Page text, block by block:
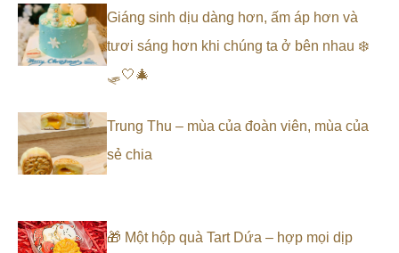
Giáng sinh dịu dàng hơn, ấm áp hơn và
tươi sáng hơn khi chúng ta ở bên nhau ❄️
🛷🤍🎄
Trung Thu – mùa của đoàn viên, mùa của
sẻ chia
🎁 Một hộp quà Tart Dứa – hợp mọi dịp